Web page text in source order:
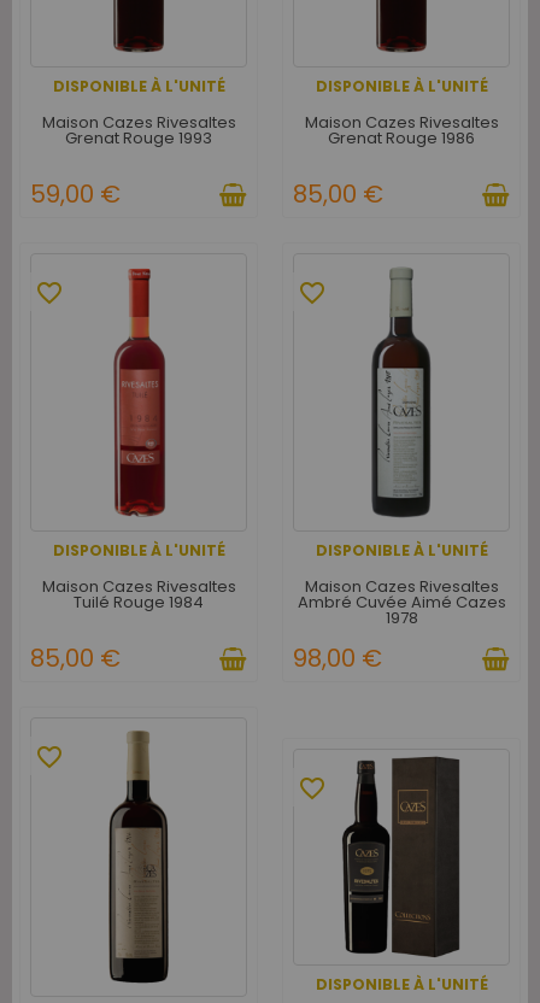
DISPONIBLE À L'UNITÉ
Maison Cazes Rivesaltes
Grenat Rouge 1993
59,00 €
DISPONIBLE À L'UNITÉ
Maison Cazes Rivesaltes
Grenat Rouge 1986
85,00 €
DISPONIBLE À L'UNITÉ
favorite_border
Maison Cazes Rivesaltes
Tuilé Rouge 1984
85,00 €
DISPONIBLE À L'UNITÉ
favorite_border
Maison Cazes Rivesaltes
Ambré Cuvée Aimé Cazes
1978
98,00 €
favorite_border
DISPONIBLE À L'UNITÉ
favorite_border